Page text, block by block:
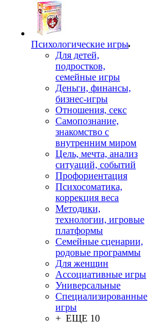
Психологические игры
Для детей,
подростков,
семейные игры
Деньги, финансы,
бизнес-игры
Отношения, секс
Самопознание,
знакомство с
внутренним миром
Цель, мечта, анализ
ситуаций, событий
Профориентация
Психосоматика,
коррекция веса
Методики,
технологии, игровые
платформы
Семейные сценарии,
родовые программы
Для женщин
Ассоциативные игры
Универсальные
Специализированные
игры
+ ЕЩЕ 10